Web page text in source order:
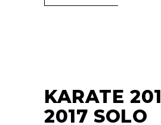
KARATE
2017 SOLO